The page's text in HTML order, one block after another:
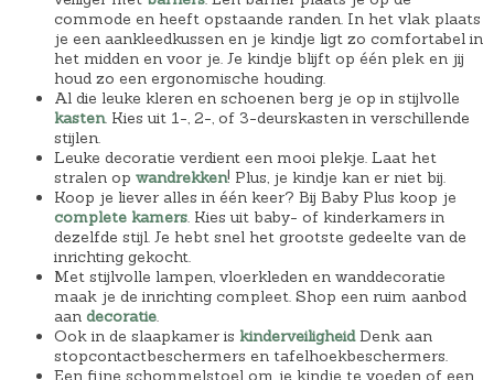
commode en heeft opstaande randen. In het vlak plaats
je een aankleedkussen en je kindje ligt zo comfortabel in
het midden en voor je. Je kindje blijft op één plek en jij
houd zo een ergonomische houding.
Al die leuke kleren en schoenen berg je op in stijlvolle
kasten. Kies uit 1-, 2-, of 3-deurskasten in verschillende
stijlen.
Leuke decoratie verdient een mooi plekje. Laat het
stralen op wandrekken! Plus, je kindje kan er niet bij.
Koop je liever alles in één keer? Bij Baby Plus koop je
complete kamers. Kies uit baby- of kinderkamers in
dezelfde stijl. Je hebt snel het grootste gedeelte van de
inrichting gekocht.
Met stijlvolle lampen, vloerkleden en wanddecoratie
maak je de inrichting compleet. Shop een ruim aanbod
aan decoratie.
Ook in de slaapkamer is kinderveiligheidDenk aan
stopcontactbeschermers en tafelhoekbeschermers.